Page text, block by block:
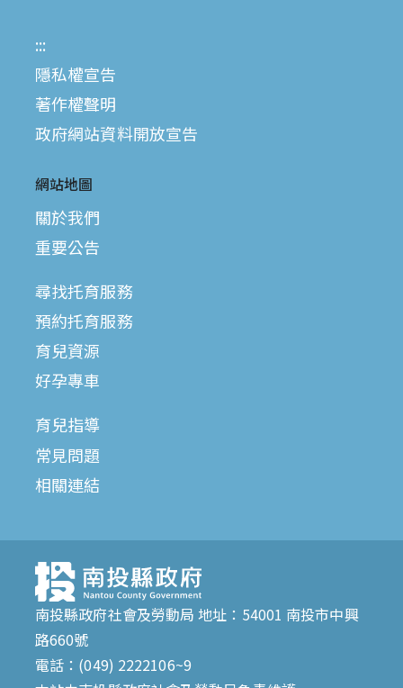
:::
隱私權宣告
著作權聲明
政府網站資料開放宣告
網站地圖
關於我們
重要公告
尋找托育服務
預約托育服務
育兒資源
好孕專車
育兒指導
常見問題
相關連結
南投縣政府社會及勞動局 地址：54001 南投市中興
路660號
電話：(049) 2222106~9